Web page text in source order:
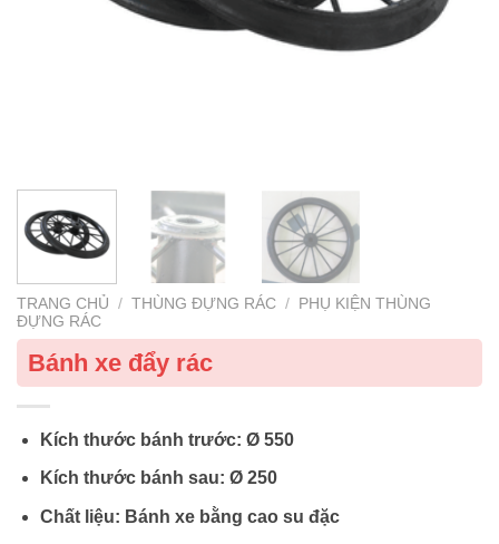
TRANG CHỦ / THÙNG ĐỰNG RÁC /
PHỤ KIỆN THÙNG
ĐỰNG RÁC
Bánh xe đẩy rác
Kích thước bánh trước: Ø 550
Kích thước bánh sau: Ø 250
Chất liệu: Bánh xe bằng cao su đặc